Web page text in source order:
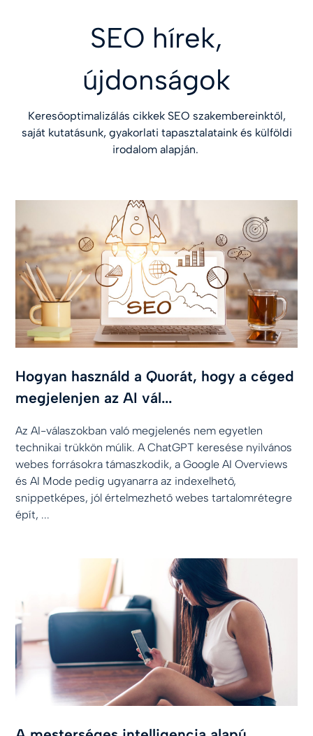
SEO hírek,
újdonságok
Keresőoptimalizálás cikkek SEO szakembereinktől,
saját kutatásunk, gyakorlati tapasztalataink és külföldi
irodalom alapján.
Hogyan használd a Quorát, hogy a céged
megjelenjen az AI vál...
Az AI-válaszokban való megjelenés nem egyetlen
technikai trükkön múlik. A ChatGPT keresése nyilvános
webes forrásokra támaszkodik, a Google AI Overviews
és AI Mode pedig ugyanarra az indexelhető,
snippetképes, jól értelmezhető webes tartalomrétegre
épít, ...